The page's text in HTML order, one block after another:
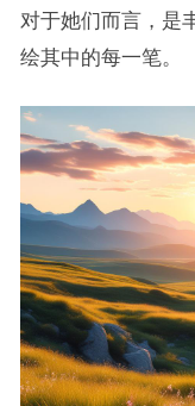
对于她们而言，是
绘其中的每一笔。